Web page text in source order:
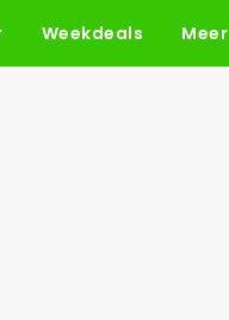
Weekdeals Meer